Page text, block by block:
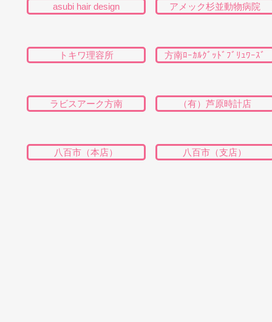
asubi hair design アメック杉並動物病院
トキワ理容所 方南ﾛｰｶﾙｸﾞｯﾄﾞﾌﾞﾘｭﾜｰｽﾞ
ラビスアーク方南 （有）芦原時計店
八百市（本店） 八百市（支店）